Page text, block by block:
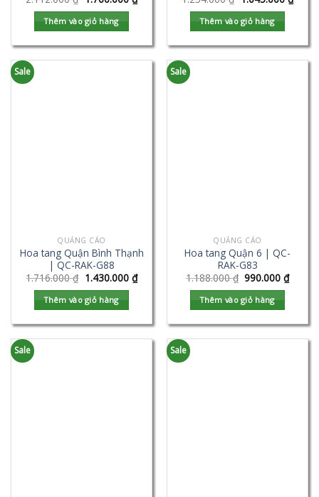
Thêm vào giỏ hàng Thêm vào giỏ hàng
Sale
QUẢNG CÁO
Hoa tang Quận Bình Thạnh
| QC-RAK-G88
1.716.000₫ 1.430.000 ₫
Thêm vào giỏ hàng
Sale
QUẢNG CÁO
Hoa tang Quận 6 | QC-
RAK-G83
1.188.000₫ 990.000₫
Thêm vào giỏ hàng
Sale Sale